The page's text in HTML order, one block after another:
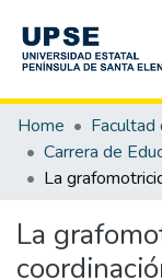
Communities &
All of DSpace
Statistics
Home
Carrera de
La